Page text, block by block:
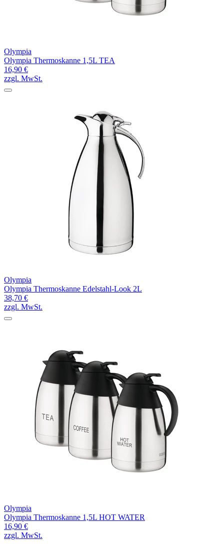
Olympia
Olympia Thermoskanne 1,5L TEA
16,90 €
zzgl. MwSt.
Olympia
Olympia Thermoskanne Edelstahl-Look 2L
38,70 €
zzgl. MwSt.
Olympia
Olympia Thermoskanne 1,5L HOT WATER
16,90 €
zzgl. MwSt.